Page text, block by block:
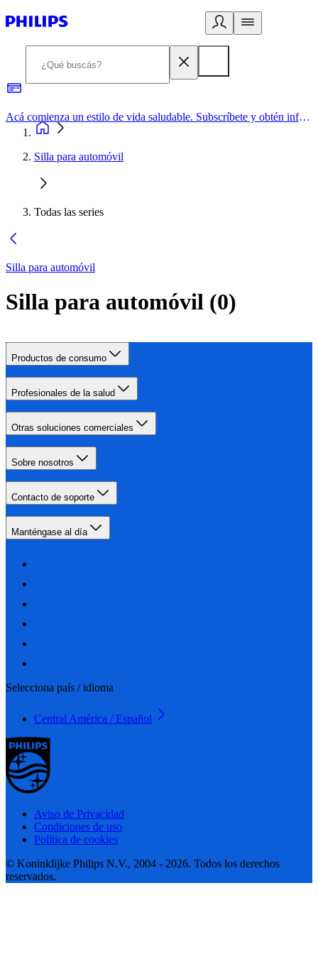
Acá comienza un estilo de vida saludable. Subscríbete y obtén información de primera mano
Silla para automóvil
Todas las series
Silla para automóvil
Silla para automóvil (0)
Productos de consumo
Profesionales de la salud
Otras soluciones comerciales
Sobre nosotros
Contacto de soporte
Manténgase al día
Selecciona país / idioma
Central América / Español
Aviso de Privacidad
Condiciones de uso
Política de cookies
© Koninklijke Philips N.V., 2004 - 2026. Todos los derechos
reservados.